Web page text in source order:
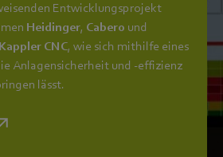
Entwicklungsprojekt
Heidinger, Cabero und
Kappler CNC, wie sich mithilfe eines
Anlagensicherheit und -effizienz
lässt.